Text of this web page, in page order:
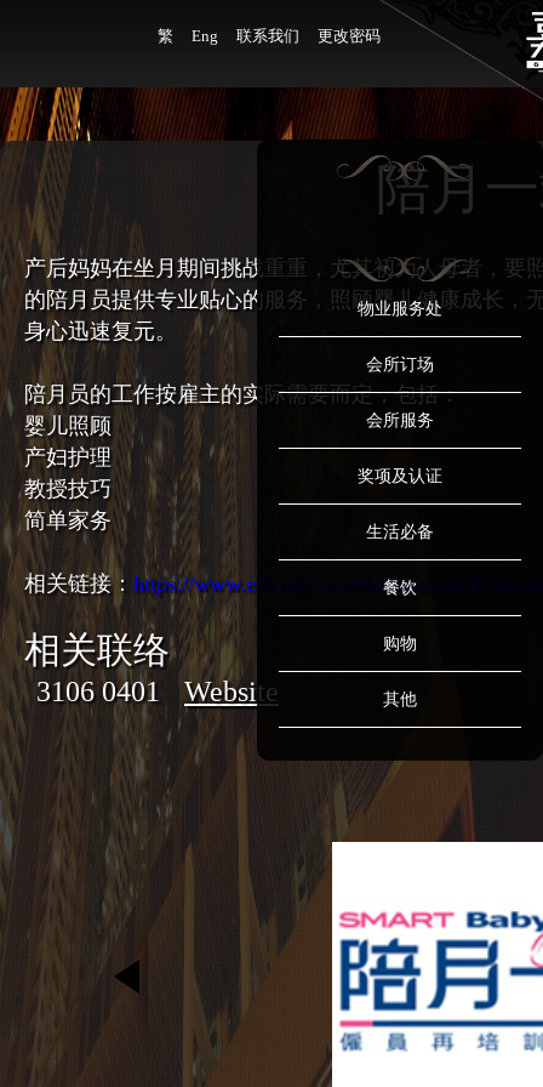
繁 Eng 联系我们 更改密码
物业服务处
会所订场
会所服务
奖项及认证
生活必备
餐饮
购物
其他
陪月
产后妈妈在坐月期间挑战重重，尤其初为人母者，要
的陪月员提供专业贴心的服务，照顾婴儿健康成长，
身心迅速复元。
陪月员的工作按雇主的实际需要而定，包括：
婴儿照顾
产妇护理
教授技巧
简单家务
相关链接： https://www.erb.org/smartbabycare/tc/Post-
相关联络
3106 0401 Website